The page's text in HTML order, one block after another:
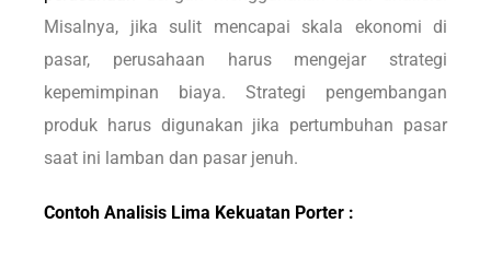
Misalnya, jika sulit mencapai skala ekonomi di
pasar, perusahaan harus mengejar strategi
kepemimpinan biaya. Strategi pengembangan
produk harus digunakan jika pertumbuhan pasar
saat ini lamban dan pasar jenuh.
Contoh Analisis Lima Kekuatan Porter :